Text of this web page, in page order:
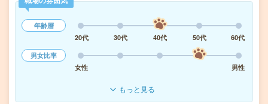
年齢層
20代
30代 40代 50代
60代
男女比率
女性
男性
もっと見る